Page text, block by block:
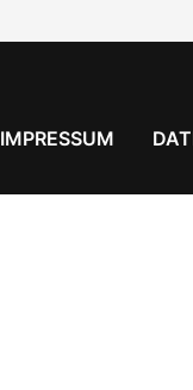
IMPRESSUM